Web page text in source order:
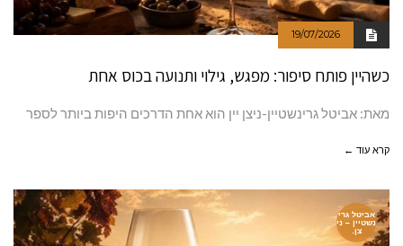
19/07/2026
כשהיין פותח סיפור: מפגש, גילוי ותנועה בכוס אחת
מאת: אביטל גרינשטיין-ניצן יין הוא אחת הדרכים היפות ביותר לספר
קרא עוד ←
אביטל גרי
נשטיין – ני
צן.